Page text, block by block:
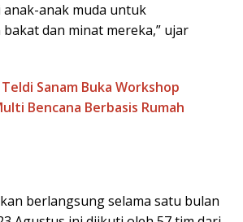
anak muda untuk
dan minat mereka,” ujar
Sanam Buka Workshop
Bencana Berbasis Rumah
berlangsung selama satu bulan